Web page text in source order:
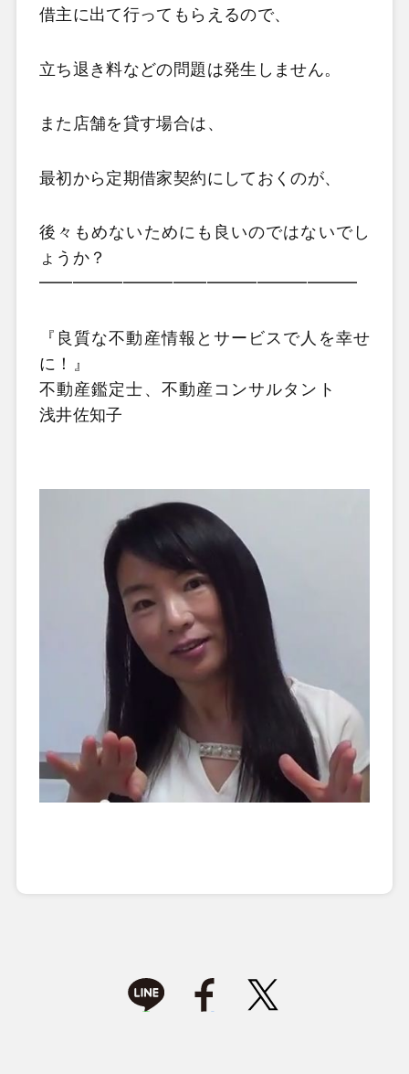
借主に出て行ってもらえるので、
立ち退き料などの問題は発生しません。
また店舗を貸す場合は、
最初から定期借家契約にしておくのが、
後々もめないためにも良いのではないでし
ょうか？
━━━━━━━━━━━━━━━━━━━
『良質な不動産情報とサービスで人を幸せ
に！』
不動産鑑定士、不動産コンサルタント
浅井佐知子